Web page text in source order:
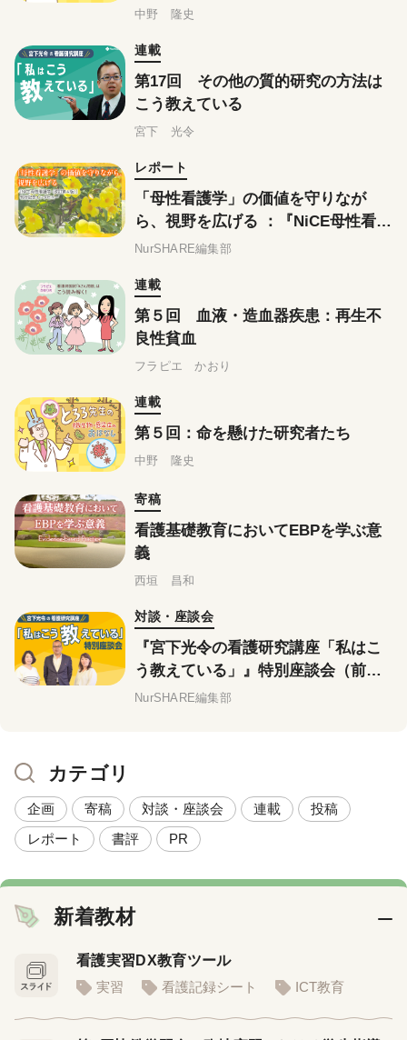
中野 隆史
連載
第17回 その他の質的研究の方法は
こう教えている
宮下 光令
レポート
「母性看護学」の価値を守りなが
ら、視野を広げる ：『NiCE母性看護
学（改訂第４版）』刊行記念インタ
NurSHARE編集部
連載
第５回 血液・造血器疾患：再生不
良性貧血
フラピエ かおり
連載
第５回：命を懸けた研究者たち
中野 隆史
寄稿
看護基礎教育においてEBPを学ぶ意
義
西垣 昌和
対談・座談会
『宮下光令の看護研究講座「私はこ
う教えている」』特別座談会（前
編）
NurSHARE編集部
カテゴリ
企画 寄稿 対談・座談会 連載
投稿
レポート
書評 PR
新着教材
看護実習DX教育ツール
実習
看護記録シート ICT教育